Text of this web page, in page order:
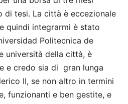
di tesi. La città è eccezionale
quindi integrarmi è stato
Politecnica de
università della città, è
e credo sia di gran lunga
II, se non altro in termini
funzionanti e ben gestite, e